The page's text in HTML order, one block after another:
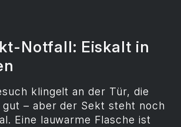
Notfall: Eiskalt in
klingelt an der Tür, die
gut – aber der Sekt steht noch
Eine lauwarme Flasche ist